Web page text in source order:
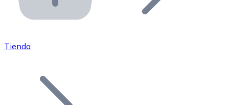
Integra nuestra API en tu ecosistema.
Únete a nuestra red de distribuidores.
Añade tu proyecto a nuestro ecosistema.
Tienda